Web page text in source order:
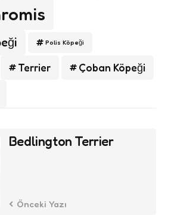
Polis Köpeği
Terrier Çoban Köpeği
Bedlington Terrier
Önceki Yazı